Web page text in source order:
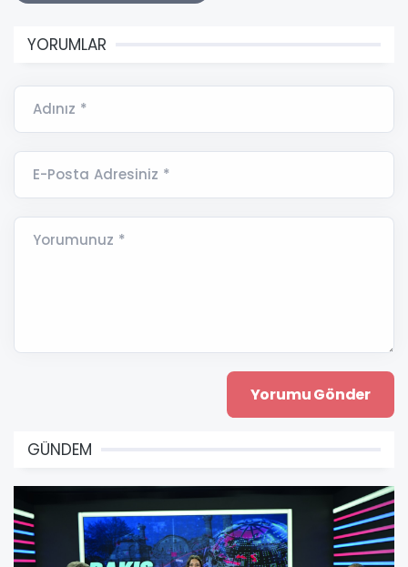
YORUMLAR
Adınız *
E-Posta Adresiniz *
Yorumunuz *
GÜNDEM